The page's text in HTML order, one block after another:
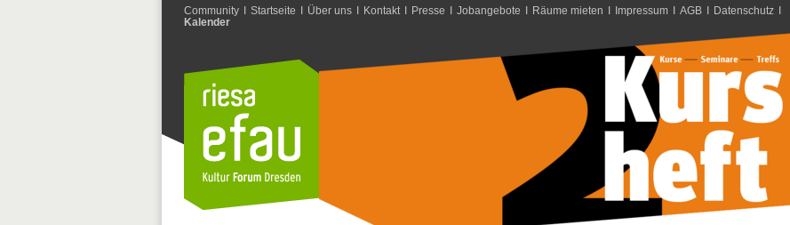
Community I Startseite I Über uns I Kontakt I Presse I Jobangebote I Räume mieten I Impressum I AGB I Datenschutz I
Kalender